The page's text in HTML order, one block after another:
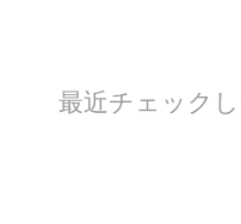
最近チェック